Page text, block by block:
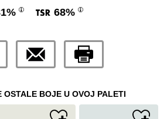
68%
OSTALE BOJE U OVOJ PALETI